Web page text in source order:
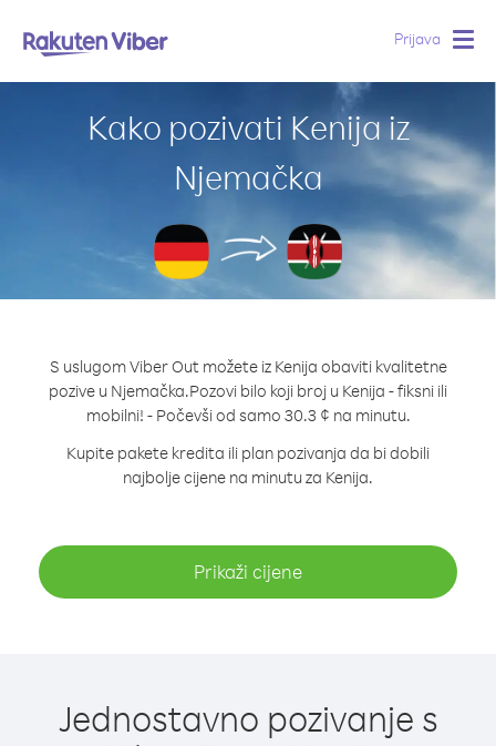
Prijava
Kako pozivati Kenija iz
Njemačka
S uslugom Viber Out možete iz Kenija obaviti kvalitetne
pozive u Njemačka.Pozovi bilo koji broj u Kenija - fiksni ili
mobilni! - Počevši od samo 30.3 ¢ na minutu.
Kupite pakete kredita ili plan pozivanja da bi dobili
najbolje cijene na minutu za Kenija.
Prikaži cijene
Jednostavno pozivanje s